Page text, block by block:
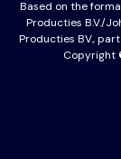
Based on the
Producties B.V./
Producties BV.,
Copyright